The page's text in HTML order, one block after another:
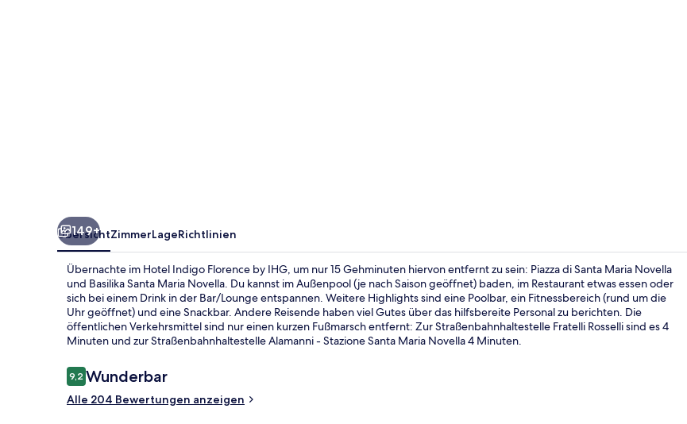
149+
ÜbersichtZimmerLageRichtlinien
Übernachte im Hotel Indigo Florence by IHG, um nur 15 Gehminuten hiervon entfernt zu sein: Piazza di Santa Maria Novella
und Basilika Santa Maria Novella. Du kannst im Außenpool (je nach Saison geöffnet) baden, im Restaurant etwas essen oder
sich bei einem Drink in der Bar/Lounge entspannen. Weitere Highlights sind eine Poolbar, ein Fitnessbereich (rund um die
Uhr geöffnet) und eine Snackbar. Andere Reisende haben viel Gutes über das hilfsbereite Personal zu berichten. Die
öffentlichen Verkehrsmittel sind nur einen kurzen Fußmarsch entfernt: Zur Straßenbahnhaltestelle Fratelli Rosselli sind es 4
Minuten und zur Straßenbahnhaltestelle Alamanni - Stazione Santa Maria Novella 4 Minuten.
Bewertungen
9,29,2 von 10.
Wunderbar
Alle 204 Bewertungen anzeigen